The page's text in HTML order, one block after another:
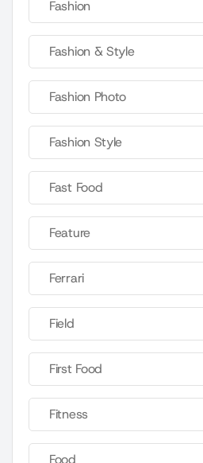
Fashion
Fashion & Style
Fashion Photo
Fashion Style
Fast Food
Feature
Ferrari
Field
First Food
Fitness